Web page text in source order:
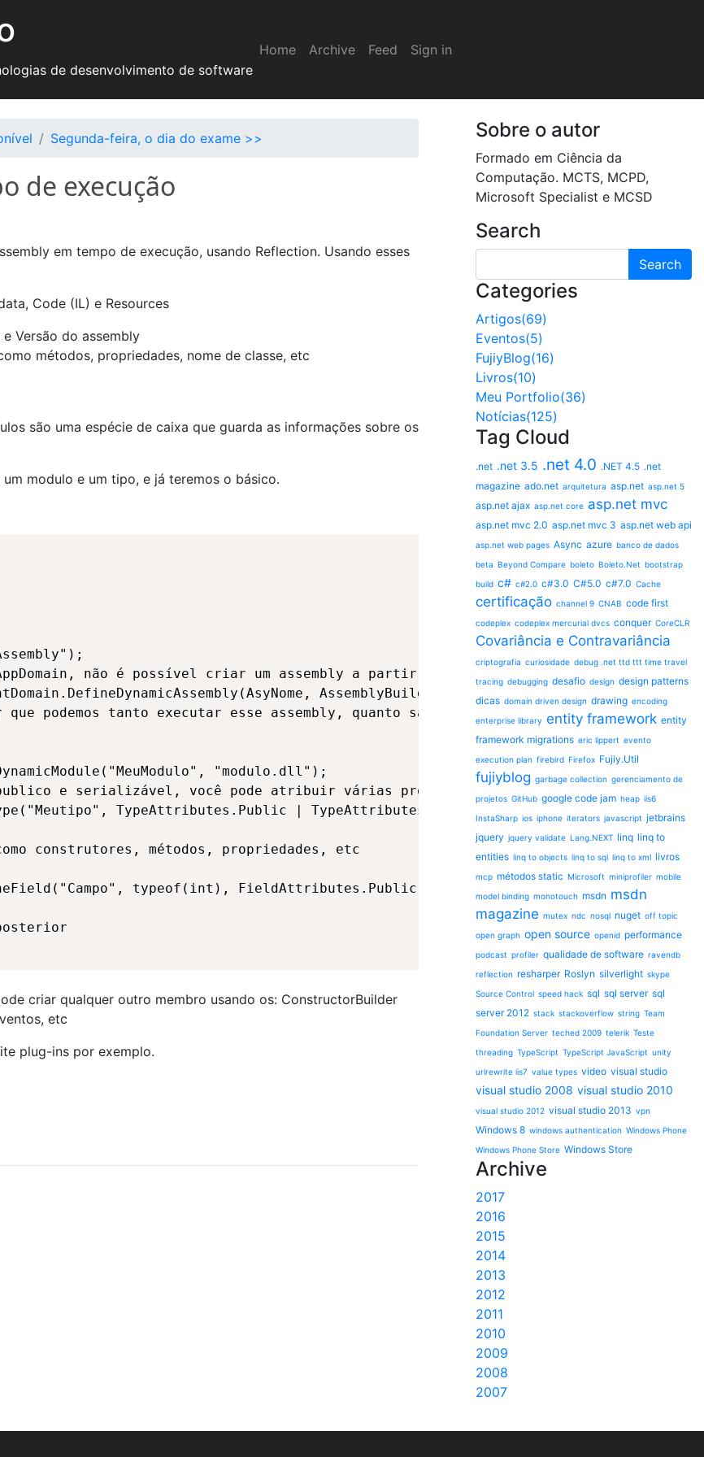
de desenvolvimento de software
Home Archive Feed Sign in
Segunda-feira, o dia do exame >>
de execução
em tempo de execução, usando Reflection. Usando esses
Code (IL) e Resources
Versão do assembly
métodos, propriedades, nome de classe, etc
são uma espécie de caixa que guarda as informações sobre os
modulo e um tipo, e já teremos o básico.
não é possível criar um assembly a partir do próprio construtor
AssemblyBuilderAccess.RunAndSave);
que podemos tanto executar esse assembly, quanto salva-lo
"modulo.dll");
e serializável, você pode atribuir várias propriedades com o operador |
TypeAttributes.Public | TypeAttributes.Serializable);
construtores, métodos, propriedades, etc
typeof(int), FieldAttributes.Public);
criar qualquer outro membro usando os: ConstructorBuilder
etc
plug-ins por exemplo.
Sobre o autor
Formado em Ciência da
Computação. MCTS, MCPD,
Microsoft Specialist e MCSD
Search
Search
Categories
Artigos(69)
Eventos(5)
FujiyBlog(16)
Livros(10)
Meu Portfolio(36)
Notícias(125)
Tag Cloud
.net .net 3.5 .net 4.0 .NET 4.5 .net
magazine ado.net arquitetura asp.net asp.net 5
asp.net ajax asp.net core asp.net mvc
asp.net mvc 2.0 asp.net mvc 3 asp.net web api
asp.net web pages Async azure banco de dados
beta Beyond Compare boleto Boleto.Net bootstrap
build c# c#2.0 c#3.0 C#5.0 c#7.0 Cache
certificação channel 9 CNAB code first
codeplex codeplex mercurial dvcs conquer CoreCLR
Covariância e Contravariância
criptografia curiosidade debug .net ttd ttt time travel
tracing debugging desafio design design patterns
dicas domain driven design drawing encoding
enterprise library entity framework entity
framework migrations eric lippert evento
execution plan firebird Firefox Fujiy.Util
fujiyblog garbage collection gerenciamento de
projetos GitHub google code jam heap iis6
InstaSharp ios iphone iterators javascript jetbrains
jquery jquery validate Lang.NEXT linq linq to
entities linq to objects linq to sql linq to xml livros
mcp métodos static Microsoft miniprofiler mobile
model binding monotouch msdn msdn
magazine mutex ndc nosql nuget off topic
open graph open source openid performance
podcast profiler qualidade de software ravendb
reflection resharper Roslyn silverlight skype
Source Control speed hack sql sql server sql
server 2012 stack stackoverflow string Team
Foundation Server teched 2009 telerik Teste
threading TypeScript TypeScript JavaScript unity
urlrewrite iis7 value types video visual studio
visual studio 2008 visual studio 2010
visual studio 2012 visual studio 2013 vpn
Windows 8 windows authentication Windows Phone
Windows Phone Store Windows Store
Archive
2017
2016
2015
2014
2013
2012
2011
2010
2009
2008
2007